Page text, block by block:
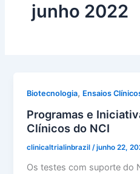
junho 2022
Biotecnologia, Ensaios
Programas e
Clínicos do NCI
clinicaltrialinbrazil/junho 22,
Os testes com suporte do